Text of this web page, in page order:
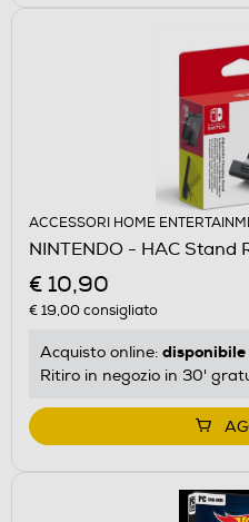
ACCESSORI HOME
NINTENDO - HAC Stand
€ 10,90
€ 19,00consigliato
Acquisto online: disponibile
Ritiro in negozio in 30'